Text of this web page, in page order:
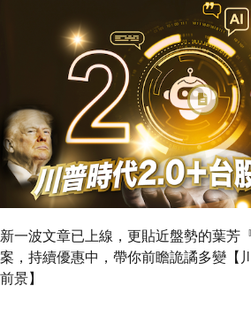
新一波文章已上線，更貼近盤勢的葉芳
案，持續優惠中，帶你前瞻詭譎多變【
前景】